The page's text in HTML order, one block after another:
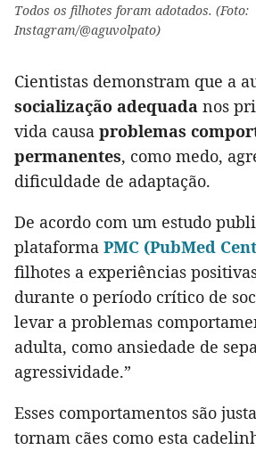
Todos os filhotes foram adotados. (Foto:
Instagram/@aguvolpato)
Cientistas demonstram que a
socialização adequada nos
vida causa problemas
permanentes, como medo,
dificuldade de adaptação.
De acordo com um estudo
plataforma PMC (PubMed
filhotes a experiências
durante o período crítico de
levar a problemas
adulta, como ansiedade de
agressividade.”
Esses comportamentos são
tornam cães como esta